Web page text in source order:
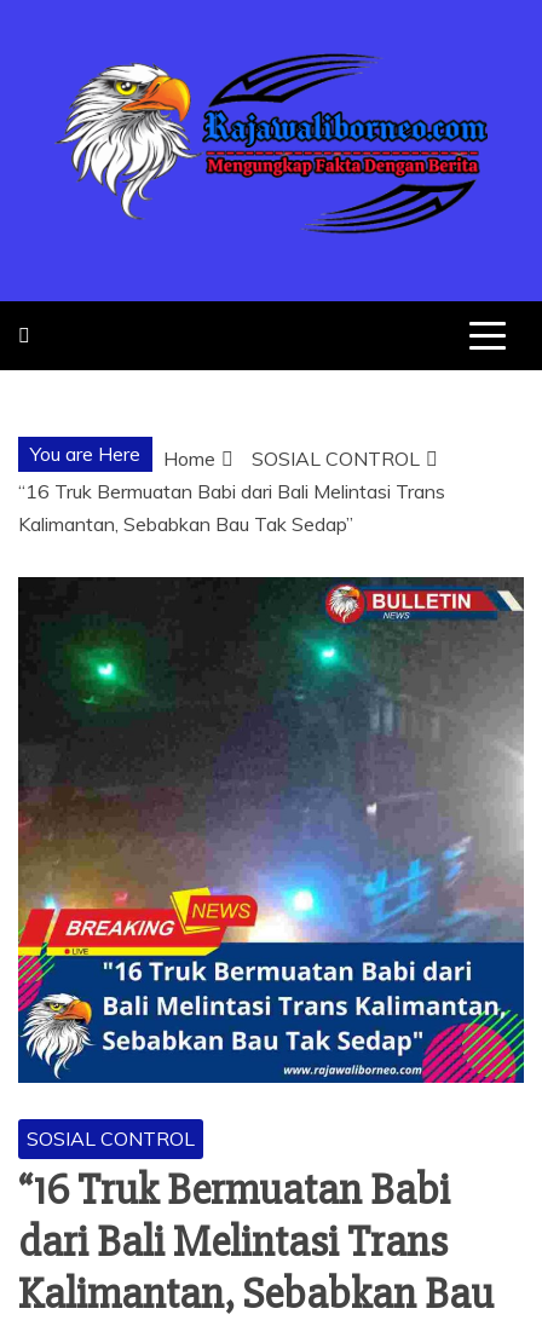
DENGAN
BERITA
You are Here Home
SOSIAL CONTROL
“16 Truk Bermuatan Babi dari Bali Melintasi Trans
Kalimantan, Sebabkan Bau Tak Sedap”
SOSIAL CONTROL
“16 Truk Bermuatan Babi
dari Bali Melintasi Trans
Kalimantan, Sebabkan Bau